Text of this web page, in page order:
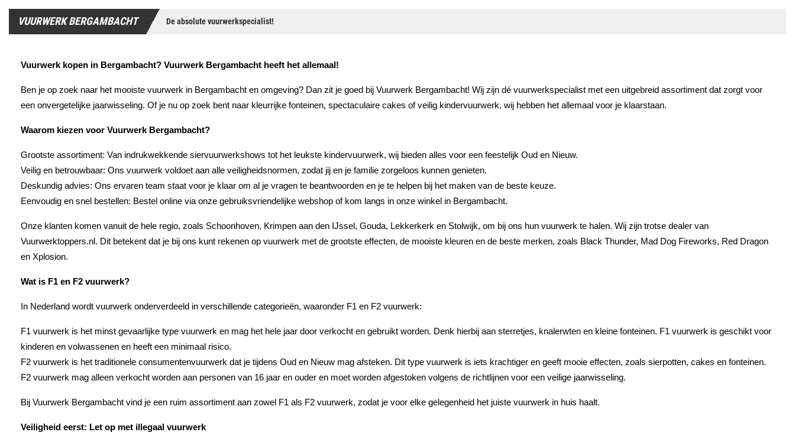
VUURWERK BERGAMBACHT De absolute vuurwerkspecialist!
Vuurwerk kopen in Bergambacht? Vuurwerk Bergambacht heeft het allemaal!
Ben je op zoek naar het mooiste vuurwerk in Bergambacht en omgeving? Dan zit je goed bij Vuurwerk Bergambacht! Wij zijn dé vuurwerkspecialist met een uitgebreid assortiment dat zorgt voor
een onvergetelijke jaarwisseling. Of je nu op zoek bent naar kleurrijke fonteinen, spectaculaire cakes of veilig kindervuurwerk, wij hebben het allemaal voor je klaarstaan.
Waarom kiezen voor Vuurwerk Bergambacht?
Grootste assortiment: Van indrukwekkende siervuurwerkshows tot het leukste kindervuurwerk, wij bieden alles voor een feestelijk Oud en Nieuw.
Veilig en betrouwbaar: Ons vuurwerk voldoet aan alle veiligheidsnormen, zodat jij en je familie zorgeloos kunnen genieten.
Deskundig advies: Ons ervaren team staat voor je klaar om al je vragen te beantwoorden en je te helpen bij het maken van de beste keuze.
Eenvoudig en snel bestellen: Bestel online via onze gebruiksvriendelijke webshop of kom langs in onze winkel in Bergambacht.
Onze klanten komen vanuit de hele regio, zoals Schoonhoven, Krimpen aan den IJssel, Gouda, Lekkerkerk en Stolwijk, om bij ons hun vuurwerk te halen. Wij zijn trotse dealer van
Vuurwerktoppers.nl. Dit betekent dat je bij ons kunt rekenen op vuurwerk met de grootste effecten, de mooiste kleuren en de beste merken, zoals Black Thunder, Mad Dog Fireworks, Red Dragon
en Xplosion.
Wat is F1 en F2 vuurwerk?
In Nederland wordt vuurwerk onderverdeeld in verschillende categorieën, waaronder F1 en F2 vuurwerk:
F1 vuurwerk is het minst gevaarlijke type vuurwerk en mag het hele jaar door verkocht en gebruikt worden. Denk hierbij aan sterretjes, knalerwten en kleine fonteinen. F1 vuurwerk is geschikt voor
kinderen en volwassenen en heeft een minimaal risico.
F2 vuurwerk is het traditionele consumentenvuurwerk dat je tijdens Oud en Nieuw mag afsteken. Dit type vuurwerk is iets krachtiger en geeft mooie effecten, zoals sierpotten, cakes en fonteinen.
F2 vuurwerk mag alleen verkocht worden aan personen van 16 jaar en ouder en moet worden afgestoken volgens de richtlijnen voor een veilige jaarwisseling.
Bij Vuurwerk Bergambacht vind je een ruim assortiment aan zowel F1 als F2 vuurwerk, zodat je voor elke gelegenheid het juiste vuurwerk in huis haalt.
Veiligheid eerst: Let op met illegaal vuurwerk